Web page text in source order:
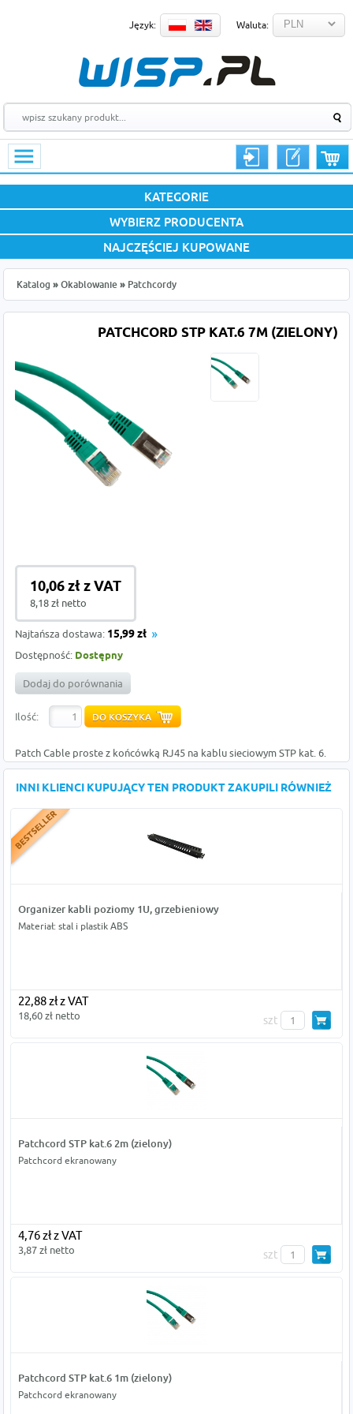
Język: Waluta:
KATEGORIE
WYBIERZ PRODUCENTA
NAJCZĘŚCIEJ KUPOWANE
Katalog » Okablowanie » Patchcordy
PATCHCORD STP KAT.6 7M (ZIELONY)
10,06 zł z VAT
8,18 zł netto
Najtańsza dostawa: 15,99 zł
Dostępność: Dostępny
Dodaj do porównania
Ilość:
Patch Cable proste z końcówką RJ45 na kablu sieciowym STP kat. 6.
INNI KLIENCI KUPUJĄCY TEN PRODUKT ZAKUPILI RÓWNIEŻ
Organizer kabli poziomy 1U, grzebieniowy
Materiał: stal i plastik ABS
22,88 zł z VAT
18,60 zł netto szt
Patchcord STP kat.6 2m (zielony)
Patchcord ekranowany
4,76 zł z VAT
3,87 zł netto szt
Patchcord STP kat.6 1m (zielony)
Patchcord ekranowany